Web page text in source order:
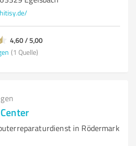
4,60 / 5,00
(1 Quelle)
in Rödermark